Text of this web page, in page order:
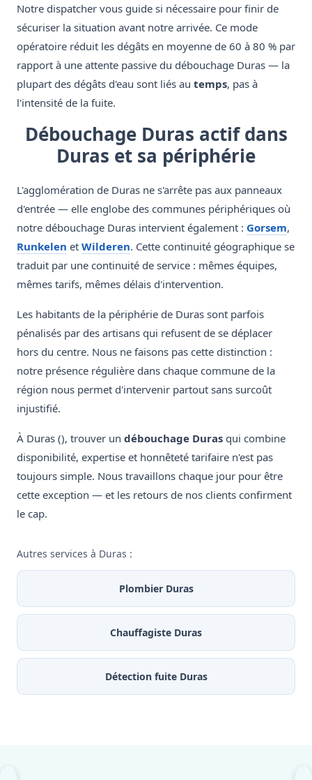
Notre dispatcher vous guide si nécessaire pour finir de
sécuriser la situation avant notre arrivée. Ce mode
opératoire réduit les dégâts en moyenne de 60 à 80 % par
rapport à une attente passive du débouchage Duras — la
plupart des dégâts d'eau sont liés au temps, pas à
l'intensité de la fuite.
Débouchage Duras actif dans
Duras et sa périphérie
L'agglomération de Duras ne s'arrête pas aux panneaux
d'entrée — elle englobe des communes périphériques où
notre débouchage Duras intervient également : Gorsem,
Runkelen et Wilderen. Cette continuité géographique se
traduit par une continuité de service : mêmes équipes,
mêmes tarifs, mêmes délais d'intervention.
Les habitants de la périphérie de Duras sont parfois
pénalisés par des artisans qui refusent de se déplacer
hors du centre. Nous ne faisons pas cette distinction :
notre présence régulière dans chaque commune de la
région nous permet d'intervenir partout sans surcoût
injustifié.
À Duras (), trouver un débouchage Duras qui combine
disponibilité, expertise et honnêteté tarifaire n'est pas
toujours simple. Nous travaillons chaque jour pour être
cette exception — et les retours de nos clients confirment
le cap.
Autres services à Duras :
Plombier Duras
Chauffagiste Duras
Détection fuite Duras